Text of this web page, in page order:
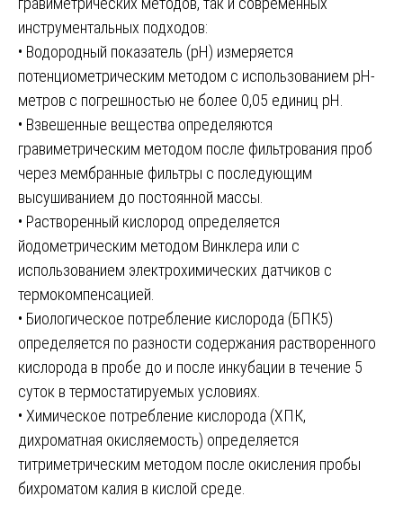
инструментальных подходов:
• Водородный показатель (рН) измеряется
потенциометрическим методом с использованием рН-
метров с погрешностью не более 0,05 единиц рН.
• Взвешенные вещества определяются
гравиметрическим методом после фильтрования проб
через мембранные фильтры с последующим
высушиванием до постоянной массы.
• Растворенный кислород определяется
йодометрическим методом Винклера или с
использованием электрохимических датчиков с
термокомпенсацией.
• Биологическое потребление кислорода (БПК5)
определяется по разности содержания растворенного
кислорода в пробе до и после инкубации в течение 5
суток в термостатируемых условиях.
• Химическое потребление кислорода (ХПК,
дихроматная окисляемость) определяется
титриметрическим методом после окисления пробы
бихроматом калия в кислой среде.